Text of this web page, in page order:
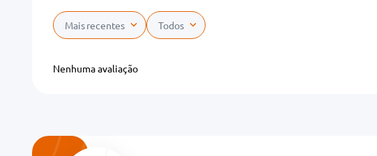
Adicionar avaliação
Avalie o produto de 1 a 5 estrelas
Mais recentes Todos
Nenhuma avaliação